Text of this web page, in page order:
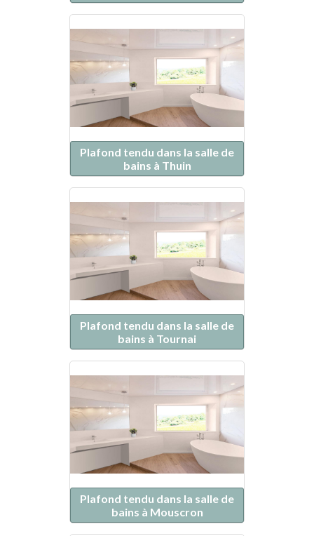
Plafond tendu dans la salle de
bains à Thuin
Plafond tendu dans la salle de
bains à Tournai
Plafond tendu dans la salle de
bains à Mouscron